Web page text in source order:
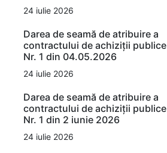
24 iulie 2026
Darea de seamă de atribuire a
contractului de achiziții publice
Nr. 1 din 04.05.2026
24 iulie 2026
Darea de seamă de atribuire a
contractului de achiziții publice
Nr. 1 din 2 iunie 2026
24 iulie 2026